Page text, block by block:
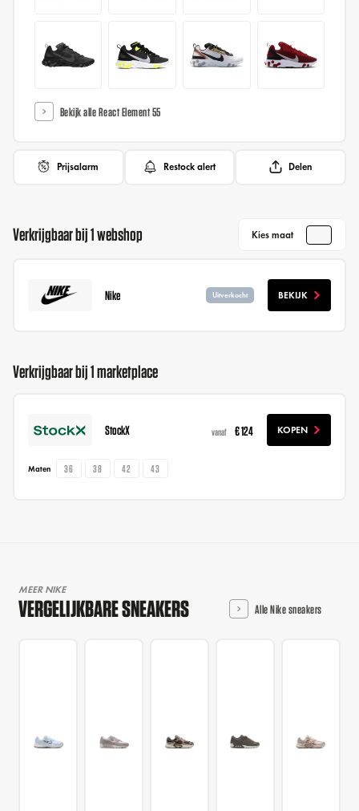
Bekijk alle React Element 55
Prijsalarm Restock alert Delen
Verkrijgbaar bij 1 webshop Kies maat
Nike Uitverkocht BEKIJK
Verkrijgbaar bij 1 marketplace
StockX vanaf € 124 KOPEN
Maten 36 38 42 43
MEER NIKE
VERGELIJKBARE SNEAKERS Alle Nike sneakers